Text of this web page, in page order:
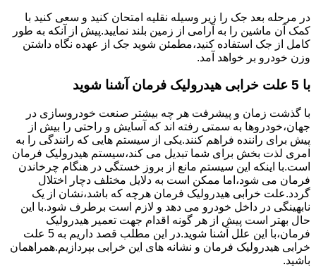
در مرحله بعد جک را زیر وسیله نقلیه امتحان کنید و سعی کنید با
کمک آن ماشین را به آرامی از زمین بلند نمایید.پیش از آنکه به طور
کامل از جک استفاده کنید،مطمئن شوید جک از عهده نگاه داشتن
وزن خودرو بر خواهد آمد.
با 5 علت خرابی هیدرولیک فرمان آشنا شوید
با گذشت زمان و پیشرفت هر چه بیشتر صنعت خودروسازی در
جهان،خودروها به سمتی رفته اند که آسایش و راحتی را بیش از
پیش برای راننده فراهم کنند.یکی از سیستم هایی که رانندگی را به
امری لذت بخش برای شما تبدیل می کند،سیستم هیدرولیک فرمان
است.با اینکه این سیستم مانع از بروز خستگی در هنگام چرخاندن
فرمان می شود،اما ممکن است به دلایل مختلف دچار اختلال
گردد.علت خرابی هیدرولیک فرمان هرچه که باشد،نشان از یک
نابهینگی در داخل خودرو می دهد و لازم است برطرف شود.با این
حال بهتر است پیش از هر گونه اقدام جهت تعمیر هیدرولیک
فرمان،با این علل آشنا شوید.در این مطلب قصد داریم به 5 علت
خرابی هیدرولیک فرمان و نشانه های این خرابی بپردازیم.همراهمان
باشید.